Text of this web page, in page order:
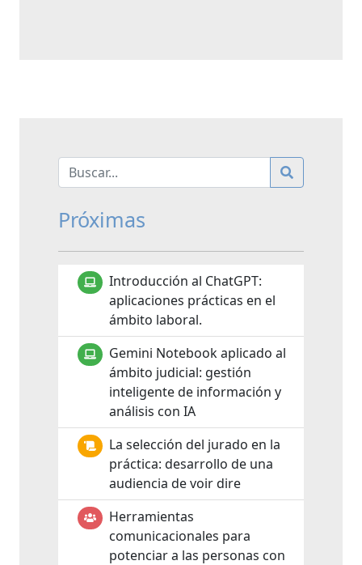
Próximas
Introducción al ChatGPT:
aplicaciones prácticas en el
ámbito laboral.
Gemini Notebook aplicado al
ámbito judicial: gestión
inteligente de información y
análisis con IA
La selección del jurado en la
práctica: desarrollo de una
audiencia de voir dire
Herramientas
comunicacionales para
potenciar a las personas con